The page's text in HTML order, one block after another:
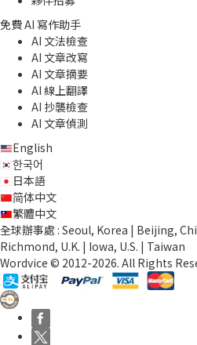
免費 AI 寫作助手
AI 文法檢查
AI 文章改寫
AI 文章摘要
AI 線上翻譯
AI 抄襲檢查
AI 文章偵測
English
한국어
日本語
简体中文
繁體中文
全球辦事處 : Seoul, Korea | Beijing,
Richmond, U.K. | Iowa, U.S. | Taiwan
Wordvice © 2012-2026. All Rights